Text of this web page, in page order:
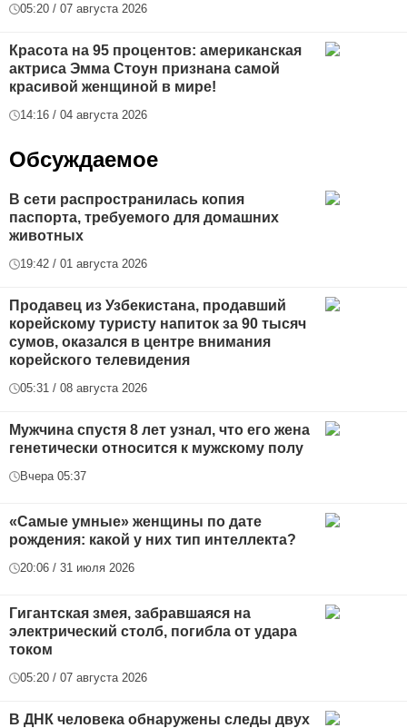
05:20 / 07 августа 2026
Красота на 95 процентов: американская
актриса Эмма Стоун признана самой
красивой женщиной в мире!
14:16 / 04 августа 2026
Обсуждаемое
В сети распространилась копия
паспорта, требуемого для домашних
животных
19:42 / 01 августа 2026
Продавец из Узбекистана, продавший
корейскому туристу напиток за 90 тысяч
сумов, оказался в центре внимания
корейского телевидения
05:31 / 08 августа 2026
Мужчина спустя 8 лет узнал, что его жена
генетически относится к мужскому полу
Вчера 05:37
«Самые умные» женщины по дате
рождения: какой у них тип интеллекта?
20:06 / 31 июля 2026
Гигантская змея, забравшаяся на
электрический столб, погибла от удара
током
05:20 / 07 августа 2026
В ДНК человека обнаружены следы двух